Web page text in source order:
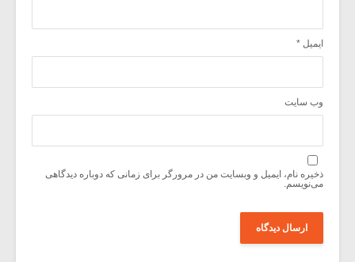
ایمیل *
وب‌ سایت
ذخیره نام، ایمیل و وبسایت من در مرورگر برای زمانی که دوباره دیدگاهی
می‌نویسم.